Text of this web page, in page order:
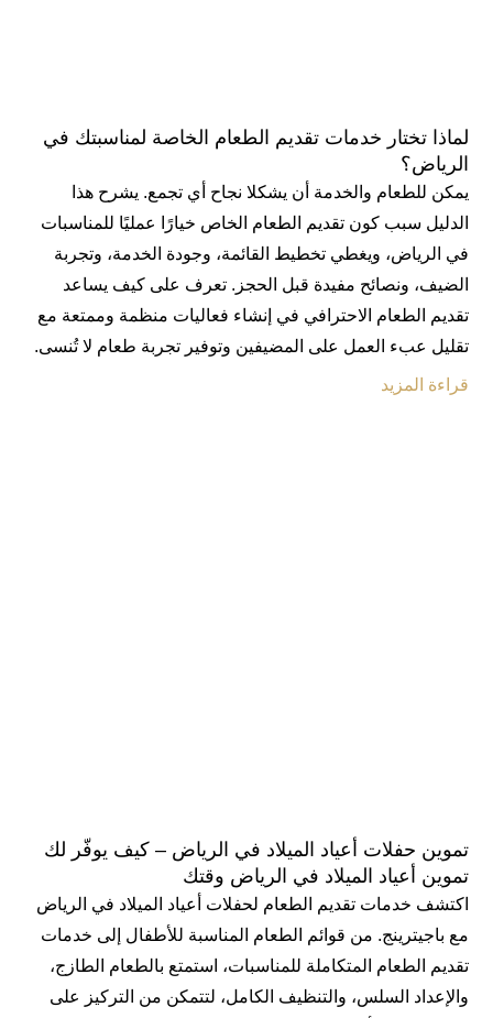
لماذا تختار خدمات تقديم الطعام الخاصة لمناسبتك في
الرياض؟
يمكن للطعام والخدمة أن يشكلا نجاح أي تجمع. يشرح هذا
الدليل سبب كون تقديم الطعام الخاص خيارًا عمليًا للمناسبات
في الرياض، ويغطي تخطيط القائمة، وجودة الخدمة، وتجربة
الضيف، ونصائح مفيدة قبل الحجز. تعرف على كيف يساعد
تقديم الطعام الاحترافي في إنشاء فعاليات منظمة وممتعة مع
تقليل عبء العمل على المضيفين وتوفير تجربة طعام لا تُنسى.
قراءة المزيد
تموين حفلات أعياد الميلاد في الرياض – كيف يوفّر لك
تموين أعياد الميلاد في الرياض وقتك
اكتشف خدمات تقديم الطعام لحفلات أعياد الميلاد في الرياض
مع باجيترينج. من قوائم الطعام المناسبة للأطفال إلى خدمات
تقديم الطعام المتكاملة للمناسبات، استمتع بالطعام الطازج،
والإعداد السلس، والتنظيف الكامل، لتتمكن من التركيز على